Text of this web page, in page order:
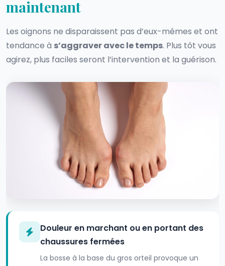
maintenant
Les oignons ne disparaissent pas d’eux-mêmes et ont
tendance à s’aggraver avec le temps. Plus tôt vous
agirez, plus faciles seront l’intervention et la guérison.
Douleur en marchant ou en portant des
chaussures fermées
La bosse à la base du gros orteil provoque un